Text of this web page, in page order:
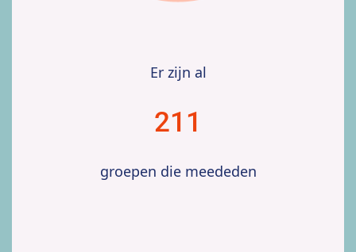
Er zijn al
211
groepen die meededen